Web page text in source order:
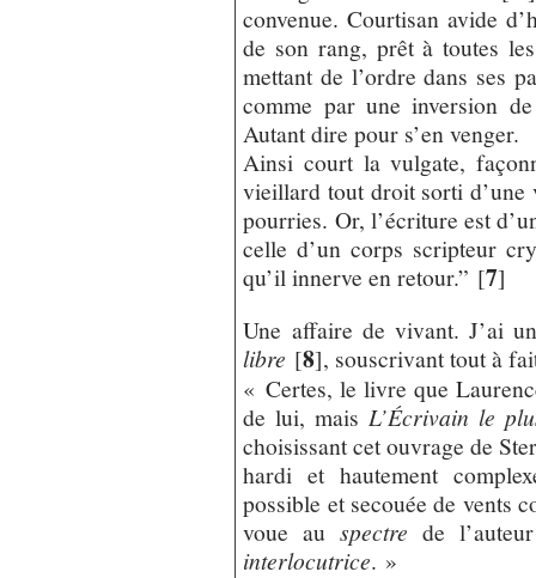
convenue. Courtisan avide
de son rang, prêt à toutes
mettant de l’ordre dans ses
comme par une inversion
Autant dire pour s’en venger.
Ainsi court la vulgate,
vieillard tout droit sorti d’une
pourries. Or, l’écriture est
celle d’un corps scripteur
qu’il innerve en retour.” [7]
Une affaire de vivant. J’ai
libre [8], souscrivant tout à
« Certes, le livre que
de lui, mais L’Écrivain le
choisissant cet ouvrage de
hardi et hautement
possible et secouée de vents
voue auspectre de
interlocutrice. »